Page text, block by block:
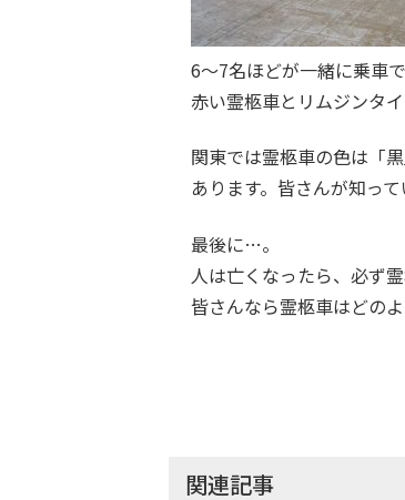
6～7名ほどが一緒に乗車
赤い霊柩車とリムジンタ
関東では霊柩車の色は「
あります。皆さんが知っ
最後に…。
人は亡くなったら、必ず
皆さんなら霊柩車はどの
関連記事